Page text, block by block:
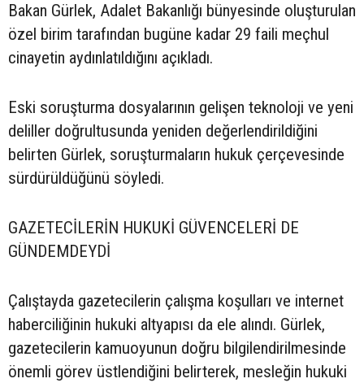
Bakan Gürlek, Adalet Bakanlığı bünyesinde oluşturulan
özel birim tarafından bugüne kadar 29 faili meçhul
cinayetin aydınlatıldığını açıkladı.
Eski soruşturma dosyalarının gelişen teknoloji ve yeni
deliller doğrultusunda yeniden değerlendirildiğini
belirten Gürlek, soruşturmaların hukuk çerçevesinde
sürdürüldüğünü söyledi.
GAZETECİLERİN HUKUKİ GÜVENCELERİ DE
GÜNDEMDEYDİ
Çalıştayda gazetecilerin çalışma koşulları ve internet
haberciliğinin hukuki altyapısı da ele alındı. Gürlek,
gazetecilerin kamuoyunun doğru bilgilendirilmesinde
önemli görev üstlendiğini belirterek, mesleğin hukuki